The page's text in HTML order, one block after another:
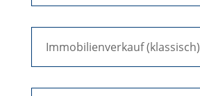
Immobilienverkauf (klassisch)